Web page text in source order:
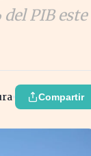
PIB este
Compartir